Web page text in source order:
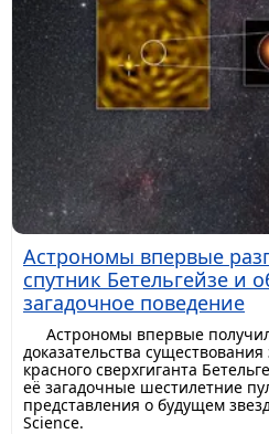
Астрономы впервые
спутник Бетельгейзе и
загадочное поведение
Астрономы впервые
доказательства
красного сверхгиганта
её загадочные шестилетние
представления о будущем
Science.